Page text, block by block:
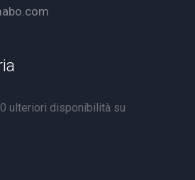
ulteriori disponibilità su